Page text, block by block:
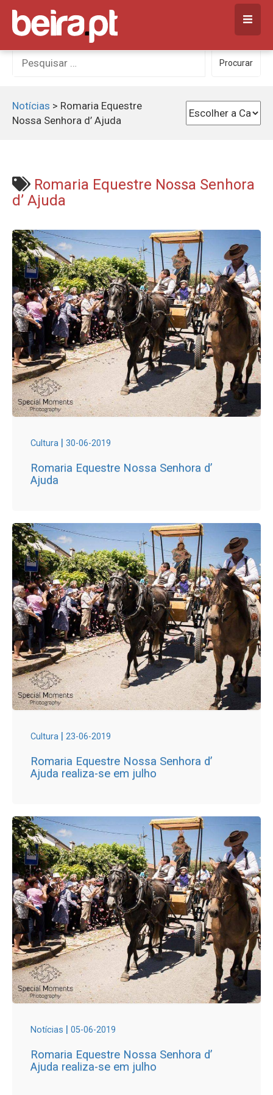
Skip
content
Procurar
por:
Procurar
Notícias > Romaria Equestre
Nossa Senhora d’ Ajuda
Romaria Equestre Nossa Senhora
d’ Ajuda
Cultura | 30-06-2019
Romaria Equestre Nossa Senhora d’
Ajuda
Cultura | 23-06-2019
Romaria Equestre Nossa Senhora d’
Ajuda realiza-se em julho
Notícias | 05-06-2019
Romaria Equestre Nossa Senhora d’
Ajuda realiza-se em julho